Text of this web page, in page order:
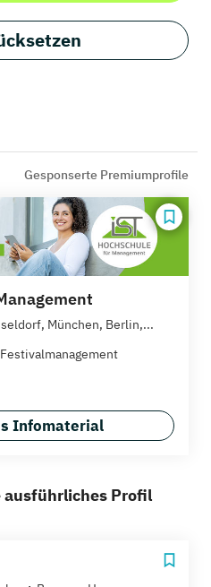
Gesponserte Premiumprofile
München, Berlin,...
Infomaterial
Profil